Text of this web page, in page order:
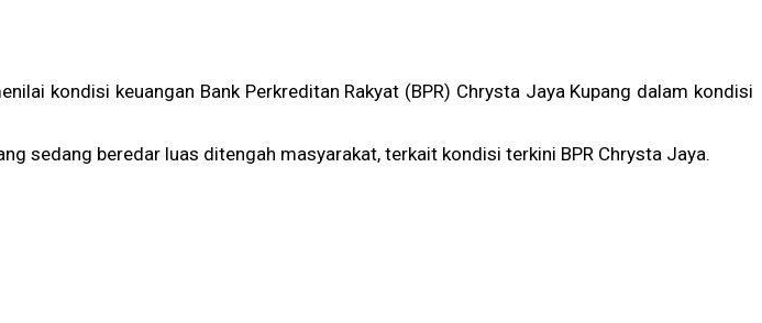
kondisi keuangan Bank Perkreditan Rakyat (BPR) Chrysta Jaya Kupang dalam kondisi
sedang beredar luas ditengah masyarakat, terkait kondisi terkini BPR Chrysta Jaya.